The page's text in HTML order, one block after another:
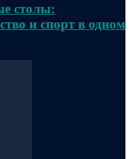
столы:
и спорт в одном